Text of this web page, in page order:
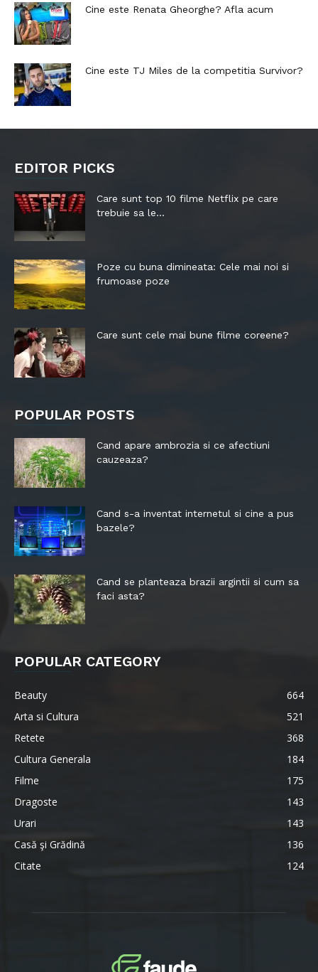
Cine este Renata Gheorghe? Afla acum
Cine este TJ Miles de la competitia Survivor?
EDITOR PICKS
Care sunt top 10 filme Netflix pe care
trebuie sa le...
Poze cu buna dimineata: Cele mai noi si
frumoase poze
Care sunt cele mai bune filme coreene?
POPULAR POSTS
Cand apare ambrozia si ce afectiuni
cauzeaza?
Cand s-a inventat internetul si cine a pus
bazele?
Cand se planteaza brazii argintii si cum sa
faci asta?
POPULAR CATEGORY
Beauty
664
Arta si Cultura
521
Retete
368
Cultura Generala
184
Filme
175
Dragoste
143
Urari
143
Casă şi Grădină
136
Citate
124